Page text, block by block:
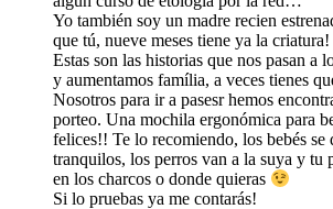
Yo también soy un madre recien
que tú, nueve meses tiene ya la criatura!
Estas son las historias que nos pasan a
y aumentamos família, a veces tienes
Nosotros para ir a pasesr hemos
porteo. Una mochila ergonómica para
felices!! Te lo recomiendo, los bebés se
tranquilos, los perros van a la suya y tu
en los charcos o donde quieras
Si lo pruebas ya me contarás!